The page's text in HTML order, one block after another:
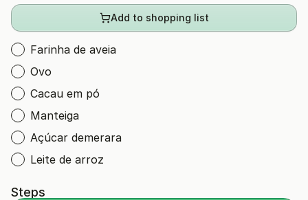
Add to shopping list
Farinha de aveia
Ovo
Cacau em pó
Manteiga
Açúcar demerara
Leite de arroz
Steps